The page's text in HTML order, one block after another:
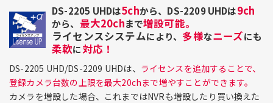
DS-2205 UHDは5chから、DS-2209 UHDは9ch
から、 最大20chまで増設可能。
ライセンスシステムにより、 多様なニーズにも
柔軟に対応！
DS-2205 UHD/DS-2209 UHDは、 ライセンスを追加することで、
登録カメラ台数の上限を最大20chまで増やすことができます。
カメラを増設した場合、これまではNVRも増設したり買い換えた